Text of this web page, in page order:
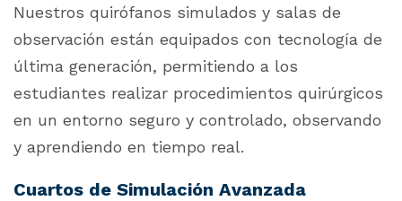
Nuestros quirófanos simulados y salas de
observación están equipados con tecnología de
última generación, permitiendo a los
estudiantes realizar procedimientos quirúrgicos
en un entorno seguro y controlado, observando
y aprendiendo en tiempo real.
Cuartos de Simulación Avanzada